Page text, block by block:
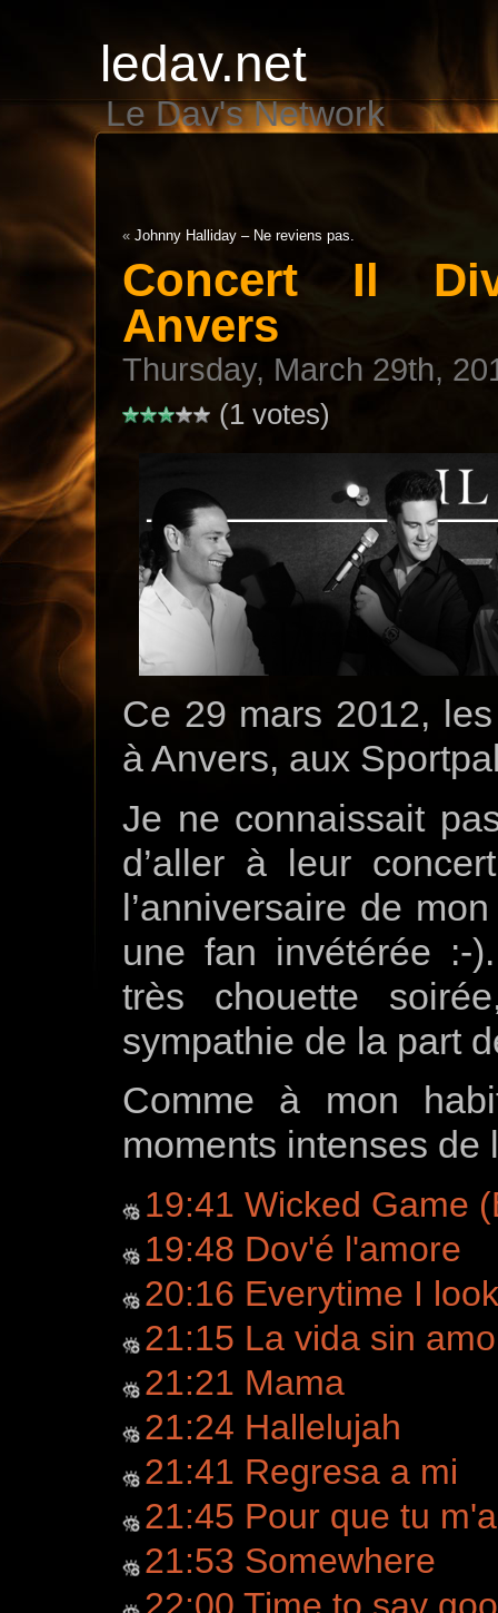
ledav.net
Le Dav's Network
« Johnny Halliday – Ne reviens pas.
Concert Il
Anvers
Thursday, March 29th,
(1 votes)
Ce 29 mars 2012,
à Anvers, aux
Je ne connaissait
d’aller à leur
l’anniversaire de
une fan invétérée :-
très chouette
sympathie de la part
Comme à mon
moments intenses
19:41 Wicked Game
19:48 Dov'é l'amore
20:16 Everytime I
21:15 La vida sin
21:21 Mama
21:24 Hallelujah
21:41 Regresa a mi
21:45 Pour que tu
21:53 Somewhere